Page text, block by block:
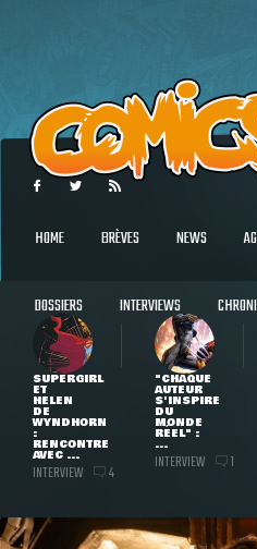
HOME BRÈVES NEWS
DOSSIERS INTERVIEWS
SUPERGIRL
ET
HELEN
DE
WYNDHORN
:
RENCONTRE
AVEC ...
INTERVIEW 4
"CHAQUE
AUTEUR
S'INSPIRE
DU
MONDE
RÉEL" :
...
INTERVIEW 1